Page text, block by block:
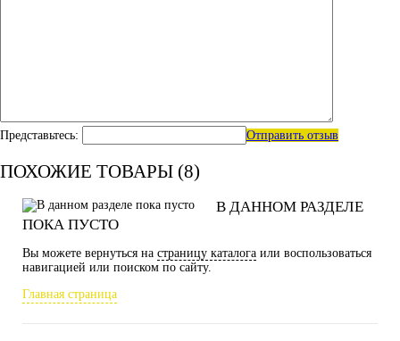
Представьтесь: Отправить отзыв
ПОХОЖИЕ ТОВАРЫ (8)
В ДАННОМ РАЗДЕЛЕ
ПОКА ПУСТО
Вы можете вернуться на страницу каталога или воспользоваться
навигацией или поиском по сайту.
Главная страница